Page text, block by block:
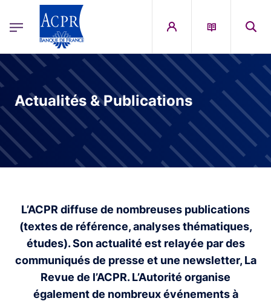
ACPR Menu Principal (French)
Actualités & Publications
L’ACPR diffuse de nombreuses publications
(textes de référence, analyses thématiques,
études). Son actualité est relayée par des
communiqués de presse et une newsletter, La
Revue de l’ACPR. L’Autorité organise
également de nombreux événements à